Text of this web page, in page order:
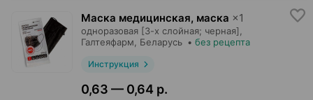
Маска медицинская, маска ×1
одноразовая [3-х слойная; черная],
Галтеяфарм , Беларусь • без рецепта
Инструкция
0,63 — 0,64 р.